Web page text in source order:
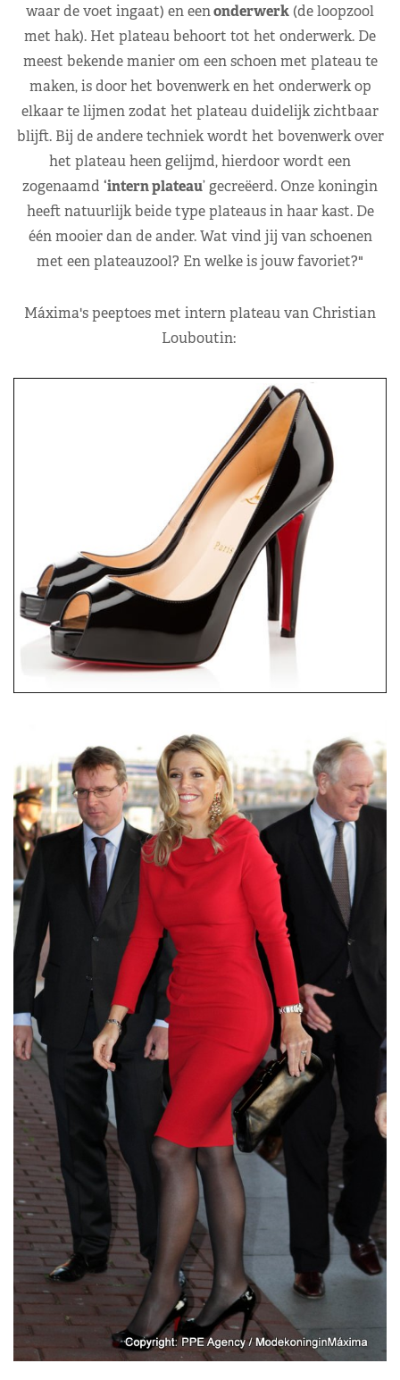
waar de voet ingaat) en eenonderwerk (de loopzool
met hak). Het plateau behoort tot het onderwerk. De
meest bekende manier om een schoen met plateau te
maken, is door het bovenwerk en het onderwerk op
elkaar te lijmen zodat het plateau duidelijk zichtbaar
blijft. Bij de andere techniek wordt het bovenwerk over
het plateau heen gelijmd, hierdoor wordt een
zogenaamd ‘intern plateau’ gecreëerd. Onze koningin
heeft natuurlijk beide type plateaus in haar kast. De
één mooier dan de ander. Wat vind jij van schoenen
met een plateauzool? En welke is jouw favoriet?"
Máxima's peeptoes met intern plateau van Christian
Louboutin: